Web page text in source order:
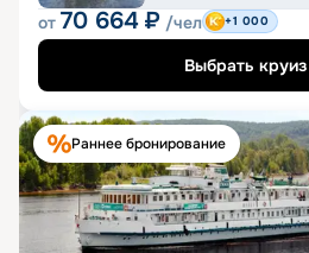
от 70 664 ₽ /чел +1 000
Выбрать круиз
Раннее бронирование